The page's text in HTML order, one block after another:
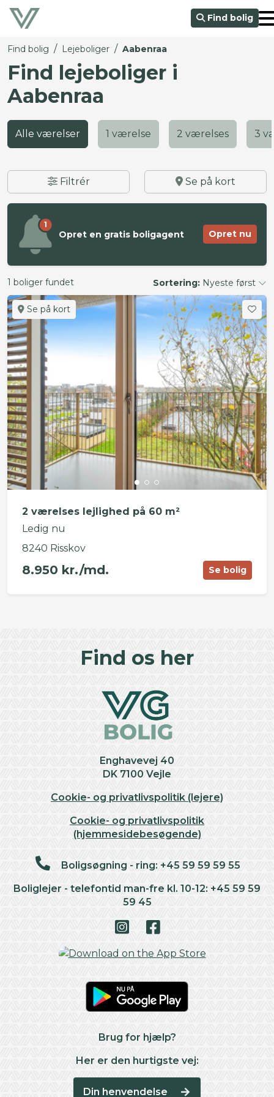
Find bolig
Find bolig / Lejeboliger / Aabenraa
Find lejeboliger i
Aabenraa
Alle værelser 1 værelse 2 værelses 3
Filtrér Se på kort
1
Opret en gratis boligagent Opret nu
1 boliger fundet Sortering: Nyeste først
Se på kort
2 værelses lejlighed på 60 m²
Ledig nu
8240 Risskov
8.950 kr./md. Se bolig
Find os her
Enghavevej 40
DK 7100 Vejle
Cookie- og privatlivspolitik (lejere)
Cookie- og privatlivspolitik
(hjemmesidebesøgende)
Boligsøgning - ring: +45 59 59 59 55
Boliglejer - telefontid man-fre kl. 10-12: +45 59 59
59 45
Brug for hjælp?
Her er den hurtigste vej:
Din henvendelse